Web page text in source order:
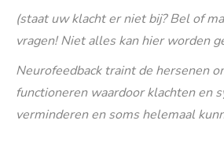
(staat uw klacht er niet bij? Bel of
vragen! Niet alles kan hier worden
Neurofeedback traint de hersenen
functioneren waardoor klachten en
verminderen en soms helemaal